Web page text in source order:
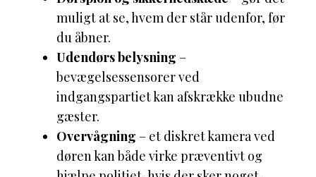
muligt at se, hvem der står udenfor, før
du åbner.
Udendørs belysning –
bevægelsessensorer ved
indgangspartiet kan afskrække ubudne
gæster.
Overvågning – et diskret kamera ved
døren kan både virke præventivt og